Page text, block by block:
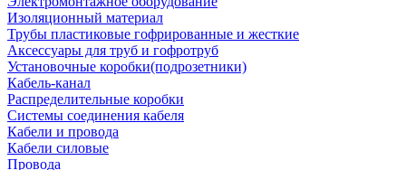
Изоляционный материал
Трубы пластиковые гофрированные и жесткие
Аксессуары для труб и гофротруб
Установочные коробки(подрозетники)
Кабель-канал
Распределительные коробки
Системы соединения кабеля
Кабели и провода
Кабели силовые
Провода